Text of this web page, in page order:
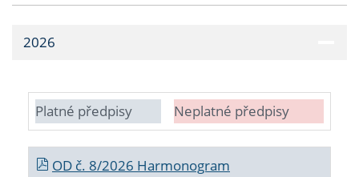
2026
Platné předpisy Neplatné předpisy
OD č. 8/2026 Harmonogram